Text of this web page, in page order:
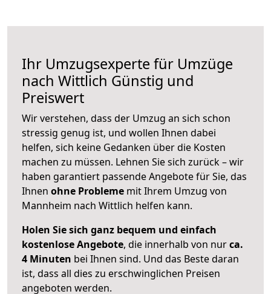
Ihr Umzugsexperte für Umzüge
nach Wittlich Günstig und
Preiswert
Wir verstehen, dass der Umzug an sich schon
stressig genug ist, und wollen Ihnen dabei
helfen, sich keine Gedanken über die Kosten
machen zu müssen. Lehnen Sie sich zurück – wir
haben garantiert passende Angebote für Sie, das
Ihnen ohne Probleme mit Ihrem Umzug von
Mannheim nach Wittlich helfen kann.
Holen Sie sich ganz bequem und einfach
kostenlose Angebote, die innerhalb von nurca.
4 Minuten bei Ihnen sind. Und das Beste daran
ist, dass all dies zu erschwinglichen Preisen
angeboten werden.